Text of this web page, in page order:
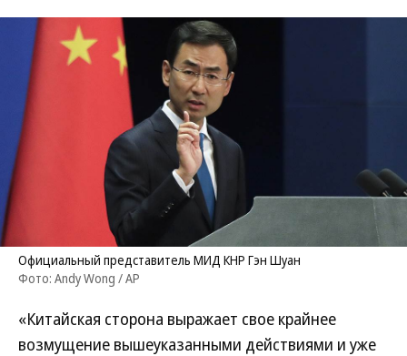
Официальный представитель МИД КНР Гэн Шуан
Фото: Andy Wong / AP
«Китайская сторона выражает свое крайнее
возмущение вышеуказанными действиями и уже